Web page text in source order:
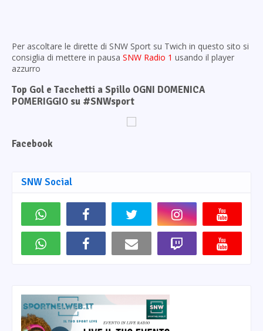
Per ascoltare le dirette di SNW Sport su Twich in questo sito si
consiglia di mettere in pausa SNW Radio 1 usando il player
azzurro
Top Gol e Tacchetti a Spillo OGNI DOMENICA
POMERIGGIO su #SNWsport
Facebook
SNW Social